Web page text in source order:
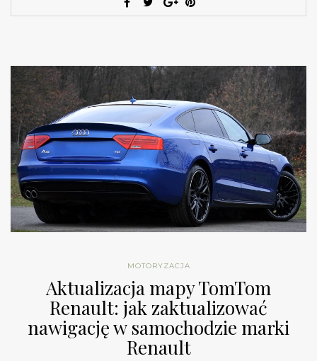
MOTORYZACJA
Aktualizacja mapy TomTom
Renault: jak zaktualizować
nawigację w samochodzie marki
Renault